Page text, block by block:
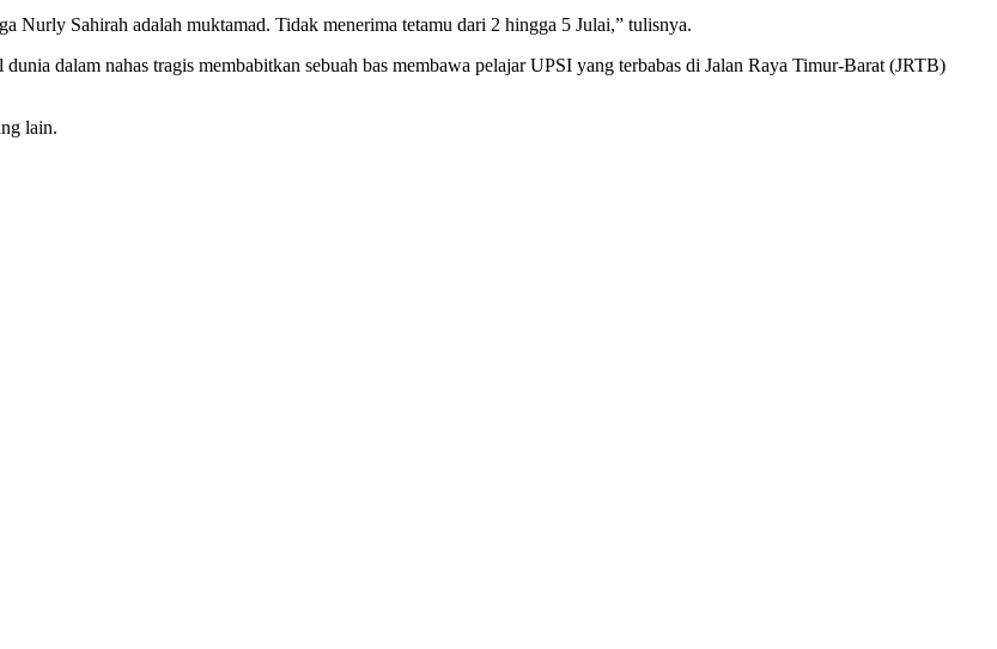
Nurly Sahirah adalah muktamad. Tidak menerima tetamu dari 2 hingga 5 Julai,” tulisnya.
dalam nahas tragis membabitkan sebuah bas membawa pelajar UPSI yang terbabas di Jalan Raya Timur-Barat (JRTB)
lain.